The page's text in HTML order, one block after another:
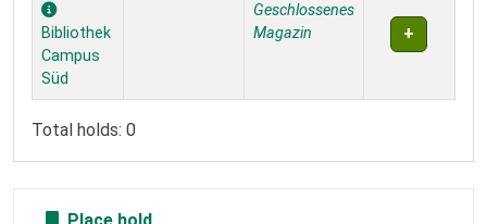
Bibliothek
Campus
Süd
Geschlossenes
Magazin
Total holds: 0